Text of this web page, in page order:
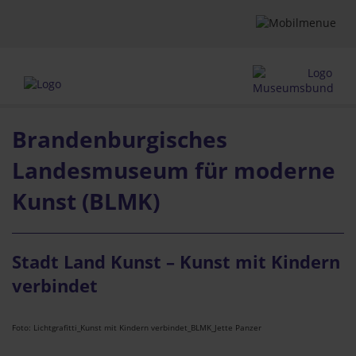
Brandenburgisches
Landesmuseum für moderne
Kunst (BLMK)
Stadt Land Kunst – Kunst mit Kindern
verbindet
Foto: Lichtgrafitti_Kunst mit Kindern verbindet_BLMK_Jette Panzer